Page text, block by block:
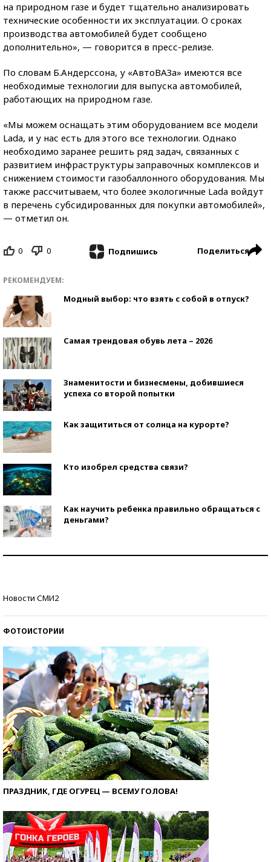
на природном газе и будет тщательно анализировать
технические особенности их эксплуатации. О сроках
производства автомобилей будет сообщено
дополнительно», — говорится в пресс-релизе.
По словам Б.Андерссона, у «АвтоВАЗа» имеются все
необходимые технологии для выпуска автомобилей,
работающих на природном газе.
«Мы можем оснащать этим оборудованием все модели
Lada, и у нас есть для этого все технологии. Однако
необходимо заранее решить ряд задач, связанных с
развитием инфраструктуры заправочных комплексов и
снижением стоимости газобаллонного оборудования. Мы
также рассчитываем, что более экологичные Lada войдут
в перечень субсидированных для покупки автомобилей»,
— отметил он.
0 0 Подпишись Поделиться
РЕКОМЕНДУЕМ:
Модный выбор: что взять с собой в отпуск?
Самая трендовая обувь лета – 2026
Знаменитости и бизнесмены, добившиеся
успеха со второй попытки
Как защититься от солнца на курорте?
Кто изобрел средства связи?
Как научить ребенка правильно обращаться с
деньгами?
Новости СМИ2
ФОТОИСТОРИИ
ПРАЗДНИК, ГДЕ ОГУРЕЦ — ВСЕМУ ГОЛОВА!